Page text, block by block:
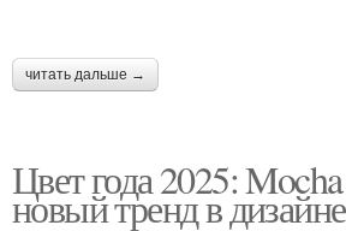
читать дальше →
Цвет года 2025:
новый тренд в